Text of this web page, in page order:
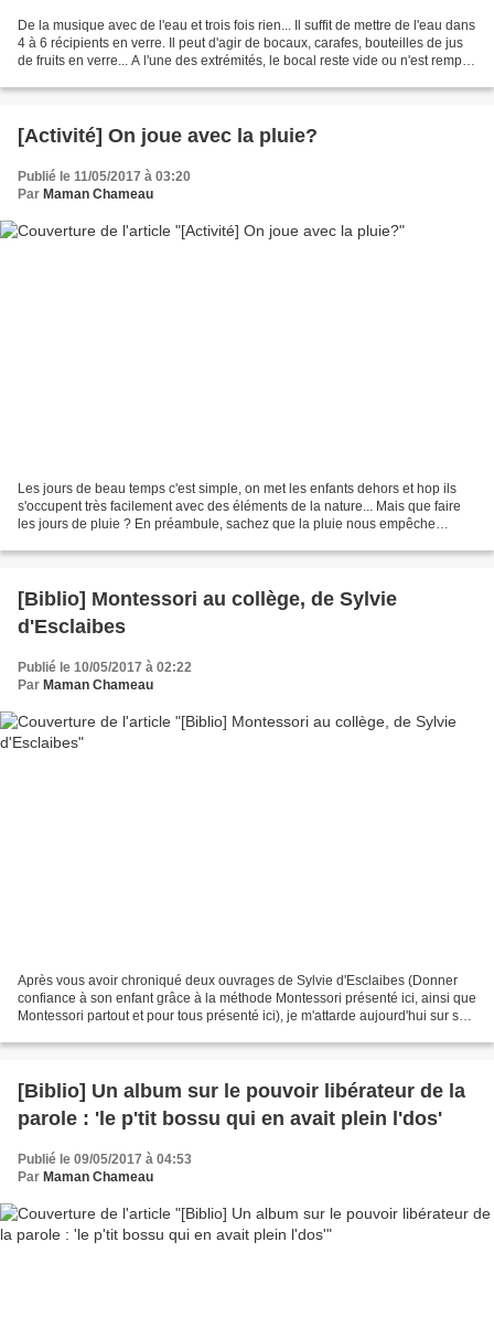
De la musique avec de l'eau et trois fois rien... Il suffit de mettre de l'eau dans
4 à 6 récipients en verre. Il peut d'agir de bocaux, carafes, bouteilles de jus
de fruits en verre... A l'une des extrémités, le bocal reste vide ou n'est rempli
[Activité] On joue avec la pluie?
Publié le 11/05/2017 à 03:20
Par Maman Chameau
Les jours de beau temps c'est simple, on met les enfants dehors et hop ils
s'occupent très facilement avec des éléments de la nature... Mais que faire
les jours de pluie ? En préambule, sachez que la pluie nous empêche
[Biblio] Montessori au collège, de Sylvie
d'Esclaibes
Publié le 10/05/2017 à 02:22
Par Maman Chameau
Après vous avoir chroniqué deux ouvrages de Sylvie d'Esclaibes (Donner
confiance à son enfant grâce à la méthode Montessori présenté ici, ainsi que
Montessori partout et pour tous présenté ici), je m'attarde aujourd'hui sur son
[Biblio] Un album sur le pouvoir libérateur de la
parole : 'le p'tit bossu qui en avait plein l'dos'
Publié le 09/05/2017 à 04:53
Par Maman Chameau